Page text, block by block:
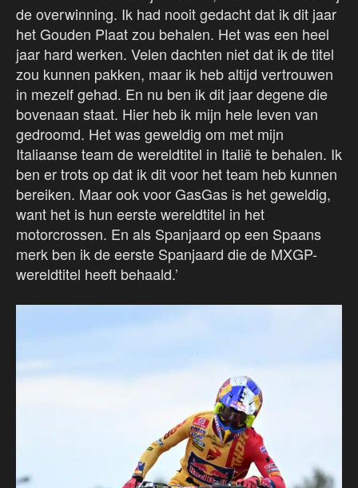
de overwinning. Ik had nooit gedacht dat ik dit jaar
het Gouden Plaat zou behalen. Het was een heel
jaar hard werken. Velen dachten niet dat ik de titel
zou kunnen pakken, maar ik heb altijd vertrouwen
in mezelf gehad. En nu ben ik dit jaar degene die
bovenaan staat. Hier heb ik mijn hele leven van
gedroomd. Het was geweldig om met mijn
Italiaanse team de wereldtitel in Italië te behalen. Ik
ben er trots op dat ik dit voor het team heb kunnen
bereiken. Maar ook voor GasGas is het geweldig,
want het is hun eerste wereldtitel in het
motorcrossen. En als Spanjaard op een Spaans
merk ben ik de eerste Spanjaard die de MXGP-
wereldtitel heeft behaald.’